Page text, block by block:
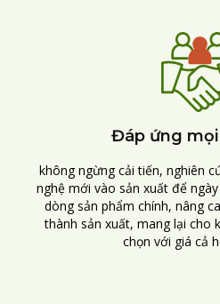
Đáp ứng
không ngừng cải tiến, nghiên
nghệ mới vào sản xuất để
dòng sản phẩm chính, nâng
thành sản xuất, mang lại cho
chọn với giá cả